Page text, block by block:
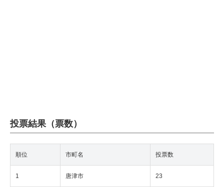
投票結果（票数）
順位 市町名 投票数
1 唐津市 23